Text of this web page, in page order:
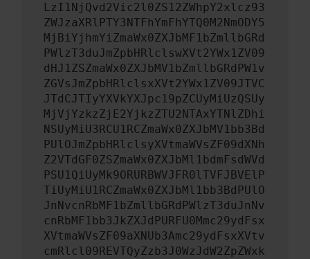
LzI1NjQvd2Vic2l0ZS12ZWhpY2xlcz93
ZWJzaXRlPTY3NTFhYmFhYTQ0M2NmODY5
MjBiYjhmYiZmaWx0ZXJbMF1bZmllbGRd
PWlzT3duJmZpbHRlclswXVt2YWx1ZV09
dHJ1ZSZmaWx0ZXJbMV1bZmllbGRdPW1v
ZGVsJmZpbHRlclsxXVt2YWx1ZV09JTVC
JTdCJTIyYXVkYXJpc19pZCUyMiUzQSUy
MjVjYzkzZjE2YjkzZTU2NTAxYTNlZDhi
NSUyMiU3RCU1RCZmaWx0ZXJbMV1bb3Bd
PUlOJmZpbHRlclsyXVtmaWVsZF09dXNh
Z2VTdGF0ZSZmaWx0ZXJbMl1bdmFsdWVd
PSU1QiUyMk9ORURBWVJFR0lTVFJBVElP
TiUyMiU1RCZmaWx0ZXJbMl1bb3BdPUlO
JnNvcnRbMF1bZmllbGRdPWlzT3duJnNv
cnRbMF1bb3JkZXJdPURFU0Mmc29ydFsx
XVtmaWVsZF09aXNUb3Amc29ydFsxXVtv
cmRlcl09REVTQyZzb3J0WzJdW2ZpZWxk